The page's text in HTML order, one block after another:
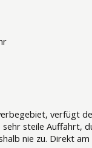
verfügt
steile Auffahrt,
nie zu. Direkt